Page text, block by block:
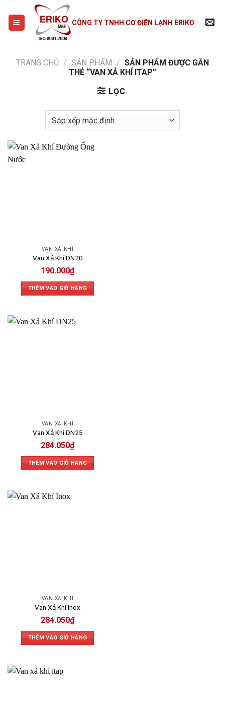
content
CÔNG TY TNHH CƠ ĐIỆN LẠNH ERIKO
TRANG CHỦ / SẢN PHẨM / SẢN PHẨM ĐƯỢC GẮN
THẺ “VAN XẢ KHÍ ITAP”
LỌC
VAN XẢ KHÍ
Van Xả Khí DN20
190.000₫
THÊM VÀO GIỎ HÀNG
VAN XẢ KHÍ
Van Xả Khí DN25
284.050₫
THÊM VÀO GIỎ HÀNG
VAN XẢ KHÍ
Van Xả Khí Inox
284.050₫
THÊM VÀO GIỎ HÀNG